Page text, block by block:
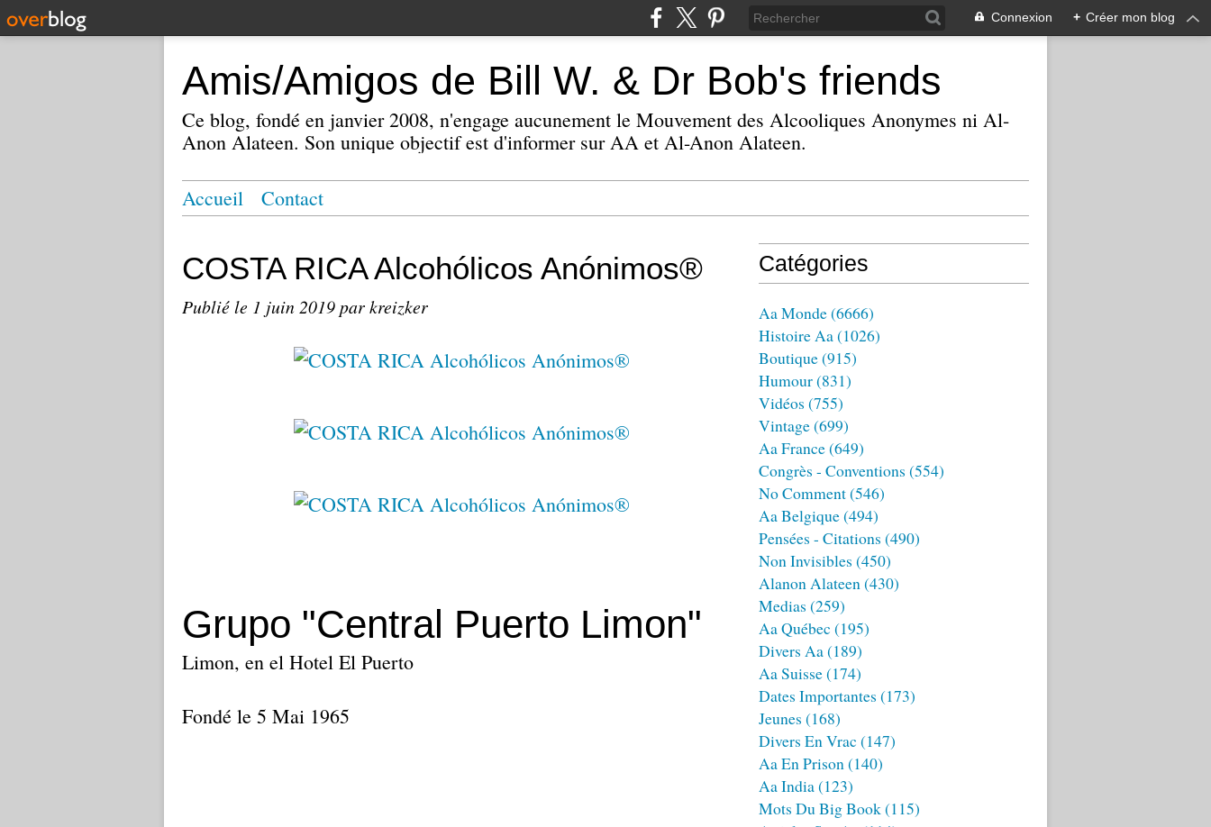
Connexion + Créer mon blog
Amis/Amigos de Bill W. & Dr Bob's friends
Ce blog, fondé en janvier 2008, n'engage aucunement le Mouvement des Alcooliques Anonymes ni Al-
Anon Alateen. Son unique objectif est d'informer sur AA et Al-Anon Alateen.
Accueil Contact
COSTA RICA Alcohólicos Anónimos®
Publié le 1 juin 2019par kreizker
Grupo "Central Puerto Limon"
Limon, en el Hotel El Puerto
Fondé le 5 Mai 1965
Catégories
Aa Monde(6666)
Histoire Aa(1026)
Boutique(915)
Humour(831)
Vidéos (755)
Vintage(699)
Aa France(649)
Congrès - Conventions (554)
No Comment(546)
Aa Belgique(494)
Pensées - Citations (490)
Non Invisibles (450)
Alanon Alateen(430)
Medias (259)
Aa Québec (195)
Divers Aa(189)
Aa Suisse(174)
Dates Importantes (173)
Jeunes (168)
Divers En Vrac (147)
Aa En Prison(140)
Aa India(123)
Mots Du Big Book(115)